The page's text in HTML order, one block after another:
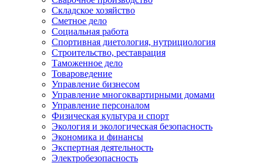
Складское хозяйство
Сметное дело
Социальная работа
Спортивная диетология, нутрициология
Строительство, реставрация
Таможенное дело
Товароведение
Управление бизнесом
Управление многоквартирными домами
Управление персоналом
Физическая культура и спорт
Экология и экологическая безопасность
Экономика и финансы
Экспертная деятельность
Электробезопасность